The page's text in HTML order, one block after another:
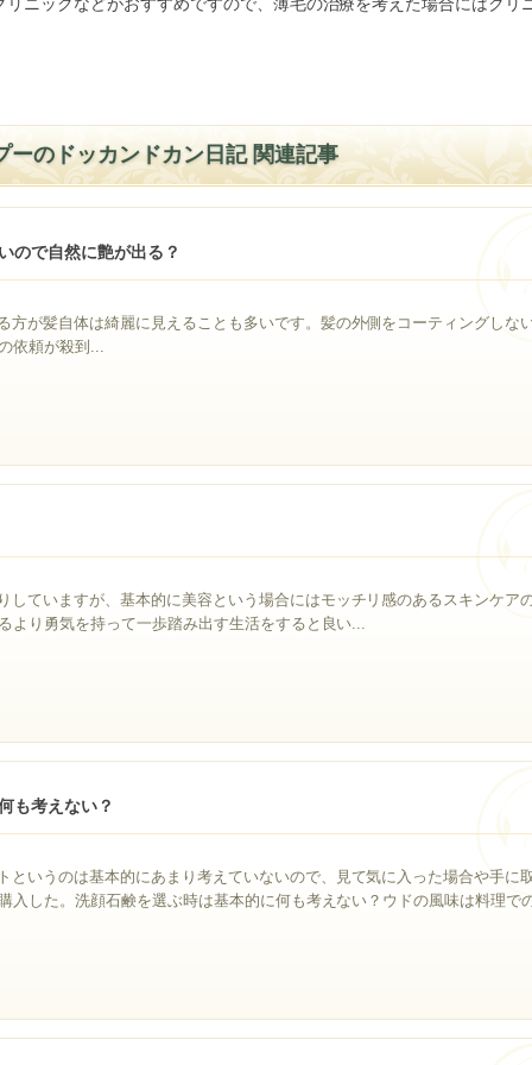
ーのドッカンドカン日記 関連記事
ので自然に艶が出る？
方が髪自体は綺麗に見えることも多いです。髪の外側をコーティングしな
依頼が殺到...
していますが、基本的に美容という場合にはモッチリ感のあるスキンケア
より勇気を持って一歩踏み出す生活をすると良い...
も考えない？
というのは基本的にあまり考えていないので、見て気に入った場合や手に
入した。洗顔石鹸を選ぶ時は基本的に何も考えない？ウドの風味は料理で